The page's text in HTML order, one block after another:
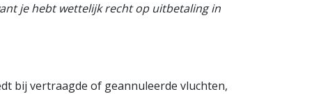
je hebt wettelijk recht op uitbetaling in
bij vertraagde of geannuleerde vluchten,